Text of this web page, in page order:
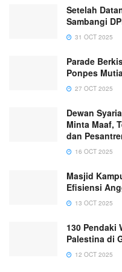
Setelah
Sambangi
31 OCT 2025
Parade
Ponpes
27 OCT 2025
Dewan
Minta Maaf,
dan
16 OCT 2025
Masjid
Efisiensi
13 OCT 2025
130 Pendaki
Palestina di
12 OCT 2025